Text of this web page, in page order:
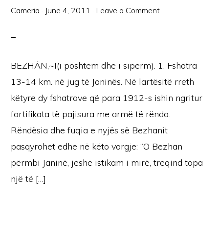
Cameria · June 4, 2011 · Leave a Comment
BEZHÁN,~I(i poshtëm dhe i sipërm). 1. Fshatra
13-14 km. në jug të Janinës. Në lartësitë rreth
këtyre dy fshatrave që para 1912-s ishin ngritur
fortifikata të pajisura me armë të rënda.
Rëndësia dhe fuqia e nyjës së Bezhanit
pasqyrohet edhe në këto vargje: “O Bezhan
përmbi Janinë, jeshe istikam i mirë, treqind topa
një të […]